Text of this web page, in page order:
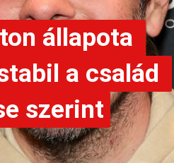
állapota
a család
szerint
állapota
a család
szerint